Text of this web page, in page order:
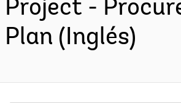
Project -
Plan (Inglés)